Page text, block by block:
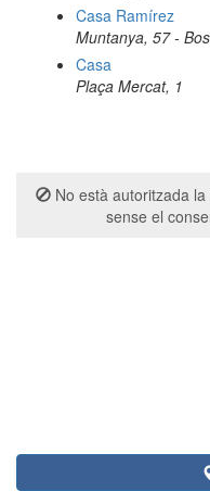
Casa Ramírez
Muntanya, 57 -
Casa
Plaça Mercat, 1
No està autoritzada
sense el